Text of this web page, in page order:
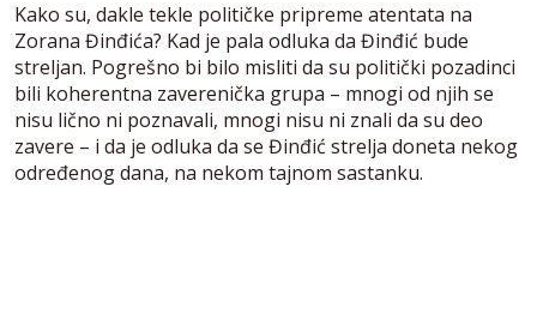
Kako su, dakle tekle političke pripreme atentata na
Zorana Đinđića? Kad je pala odluka da Đinđić bude
streljan. Pogrešno bi bilo misliti da su politički pozadinci
bili koherentna zaverenička grupa – mnogi od njih se
nisu lično ni poznavali, mnogi nisu ni znali da su deo
zavere – i da je odluka da se Đinđić strelja doneta nekog
određenog dana, na nekom tajnom sastanku.